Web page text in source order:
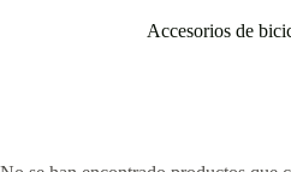
Accesorios de